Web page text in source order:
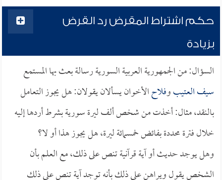
حكم اشتراط المقرض رد القرض
بزيادة
السؤال: من الجمهورية العربية السورية رسالة بعث بها المستمع
سيف العتيبوفلاحالأخوان يسألان يقولان: هل يجوز التعامل
بالنقد، مثال: أخذت من شخص ألف ليرة سورية بشرط أردها إليه
خلال فترة محددة بفائض خمسمائة ليرة، هل يجوز هذا أو لا؟
وهل يوجد حديث أو آية قرآنية تنص على ذلك، مع العلم بأن
الشخص يقول ويراهن على ذلك بأنه توجد آية تنص على ذلك